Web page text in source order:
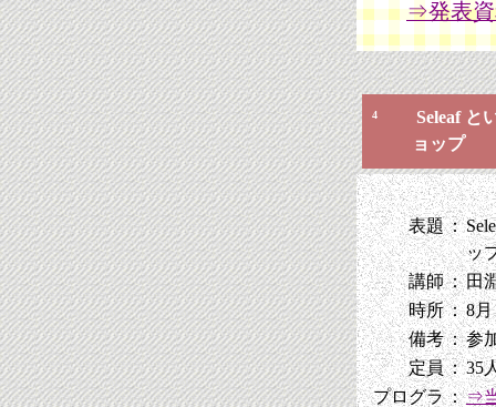
⇒発表
4
Seleaf と
ョップ
表題：
ッ
講師： 田
時所：8月
備考：参
定員：35
プログラ：⇒